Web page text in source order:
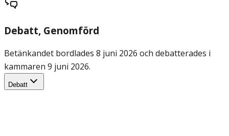
Debatt, Genomförd
Betänkandet bordlades 8 juni 2026 och debatterades i
kammaren 9 juni 2026.
Debatt